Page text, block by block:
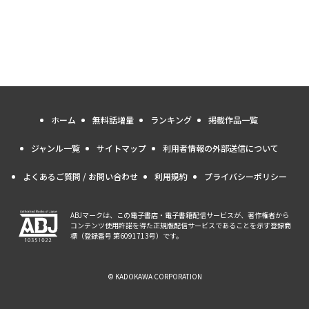
ホーム 無料話増量 ランキング 掲載作品一覧
ジャンル一覧 サイトマップ 利用者情報の外部送信について
よくあるご質問 / お問い合わせ 利用規約 プライバシーポリシー
ABJマークは、この電子書店・電子書籍配信サービスが、著作権者から
コンテンツ使用許諾を得た正規版配信サービスであることを示す登録商
標（登録番号 第6091713号）です。
© KADOKAWA CORPORATION